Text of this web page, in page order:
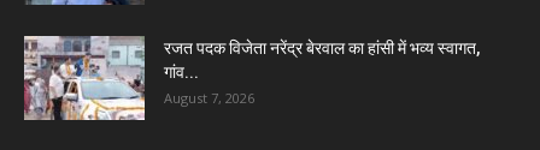
रजत पदक विजेता नरेंद्र बेरवाल का हांसी में भव्य स्वागत,
गांव...
August 7, 2026